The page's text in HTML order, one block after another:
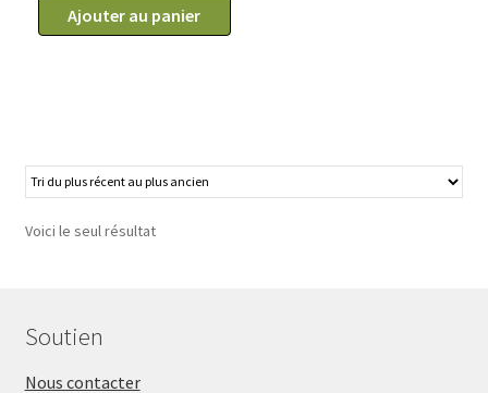
Ajouter au panier
Voici le seul résultat
Soutien
Nous contacter